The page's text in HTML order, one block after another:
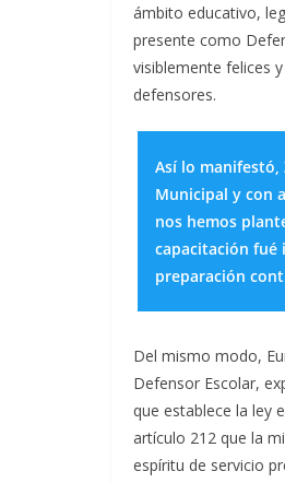
ámbito educativo,
presente como
visiblemente felices
defensores.
Así lo manifestó,
Municipal y con
nos hemos
capacitación fué
preparación
Del mismo modo,
Defensor Escolar,
que establece la ley
artículo 212 que la
espíritu de servicio